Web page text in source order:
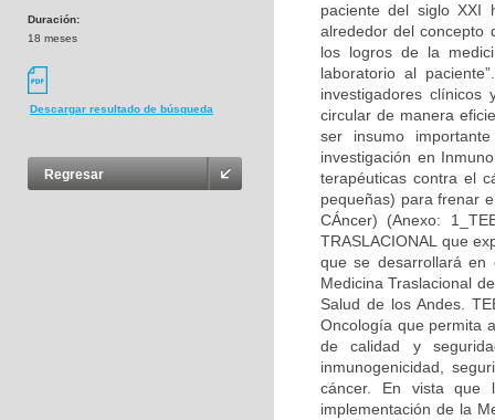
Duración:
18 meses
Descargar resultado de búsqueda
Regresar
paciente del siglo XXI
alrededor del concepto
los logros de la
laboratorio al
investigadores
circular de manera
ser insumo
investigación en
terapéuticas contra el
pequeñas) para frenar
CÁncer) (Anexo:
TRASLACIONAL que
que se desarrollará
Medicina Traslacional
Salud de los Andes.
Oncología que permita
de calidad y
inmunogenicidad,
cáncer. En vista que
implementación de la